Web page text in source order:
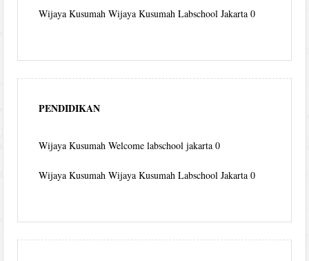
Wijaya Kusumah Wijaya Kusumah Labschool Jakarta 0
PENDIDIKAN
Wijaya Kusumah Welcome labschool jakarta 0
Wijaya Kusumah Wijaya Kusumah Labschool Jakarta 0